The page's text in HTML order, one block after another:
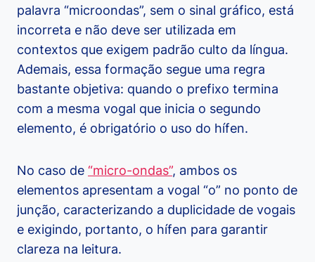
palavra “microondas”, sem o sinal gráfico, está
incorreta e não deve ser utilizada em
contextos que exigem padrão culto da língua.
Ademais, essa formação segue uma regra
bastante objetiva: quando o prefixo termina
com a mesma vogal que inicia o segundo
elemento, é obrigatório o uso do hífen.
No caso de “micro-ondas”, ambos os
elementos apresentam a vogal “o” no ponto de
junção, caracterizando a duplicidade de vogais
e exigindo, portanto, o hífen para garantir
clareza na leitura.